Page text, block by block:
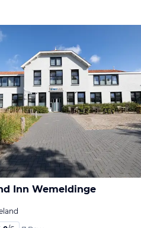
Inn Wemeldinge